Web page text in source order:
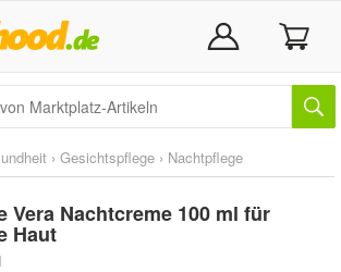
› Gesichtspflege › Nachtpflege
Vera Nachtcreme 100 ml für
Haut